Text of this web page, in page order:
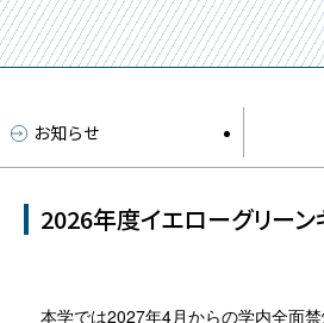
お知らせ
2026年度イエローグリー
本学では2027年4月からの学内全面